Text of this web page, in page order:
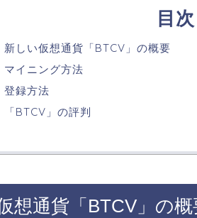
目次
新しい仮想通貨「BTCV」の概要
マイニング方法
登録方法
「BTCV」の評判
想通貨「BTCV」の概